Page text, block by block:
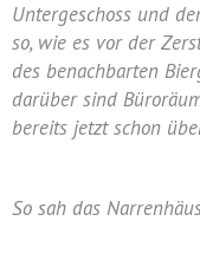
Untergeschoss und
so, wie es vor der
des benachbarten
darüber sind
bereits jetzt schon
So sah das